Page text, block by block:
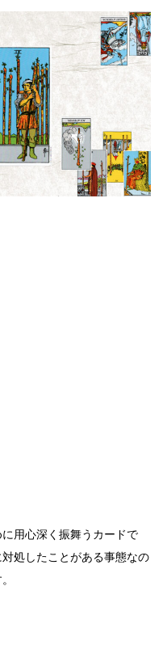
用心深く振舞うカードで
処したことがある事態なの